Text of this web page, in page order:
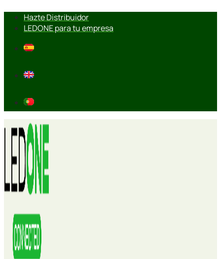
contenido
Hazte Distribuidor
LEDONE para tu empresa